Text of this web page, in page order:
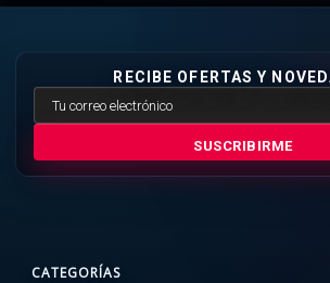
RECIBE OFERTAS Y
SUSCRIBIRME
CATEGORÍAS